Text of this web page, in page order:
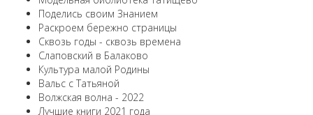
Поделись своим Знанием
Раскроем бережно страницы
Сквозь годы - сквозь времена
Слаповский в Балаково
Культура малой Родины
Вальс с Татьяной
Волжская волна - 2022
Лучшие книги 2021 года